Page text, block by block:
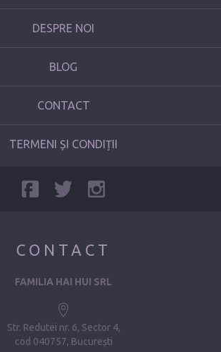
DESPRE NOI
BLOG
CONTACT
TERMENI ȘI CONDIȚII
CONTACT
FAMILIA HAI HUI SRL
Str. Redutei nr. 6, Sector 4
cod 040757, București